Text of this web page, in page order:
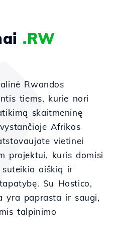
.RW
Rwandos
tiems, kurie nori
skaitmeninę
Afrikos
vietinei
projektui, kuris domisi
aiškią ir
Su Hostico,
yra paprasta ir saugi,
talpinimo